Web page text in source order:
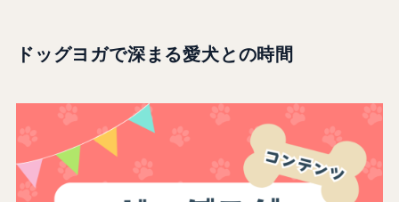
ドッグヨガで深まる愛犬との時間